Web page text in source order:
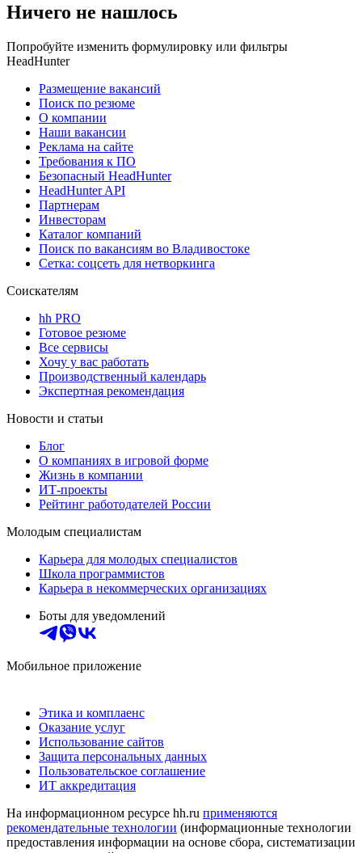
Ничего не нашлось
Попробуйте изменить формулировку или фильтры
HeadHunter
Размещение вакансий
Поиск по резюме
О компании
Наши вакансии
Реклама на сайте
Требования к ПО
Безопасный HeadHunter
HeadHunter API
Партнерам
Инвесторам
Каталог компаний
Поиск по вакансиям во Владивостоке
Сетка: соцсеть для нетворкинга
Соискателям
hh PRO
Готовое резюме
Все сервисы
Хочу у вас работать
Производственный календарь
Экспертная рекомендация
Новости и статьи
Блог
О компаниях в игровой форме
Жизнь в компании
ИТ-проекты
Рейтинг работодателей России
Молодым специалистам
Карьера для молодых специалистов
Школа программистов
Карьера в некоммерческих организациях
Боты для уведомлений
Мобильное приложение
Этика и комплаенс
Оказание услуг
Использование сайтов
Защита персональных данных
Пользовательское соглашение
ИТ аккредитация
На информационном ресурсе hh.ru применяются
рекомендательные технологии (информационные технологии
предоставления информации на основе сбора, систематизации